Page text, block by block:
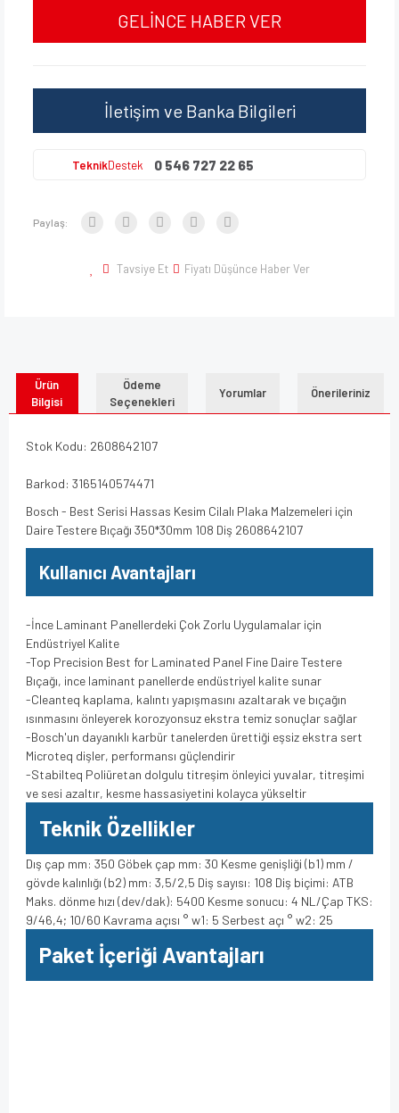
GELİNCE HABER VER
İletişim ve Banka Bilgileri
TeknikDestek 0 546 727 22 65
Paylaş:
Tavsiye Et Fiyatı Düşünce Haber Ver
Ürün
Bilgisi
Ödeme
Seçenekleri
Yorumlar Önerileriniz
Stok Kodu: 2608642107
Barkod: 3165140574471
Bosch - Best Serisi Hassas Kesim Cilalı Plaka Malzemeleri için
Daire Testere Bıçağı 350*30mm 108 Diş 2608642107
Kullanıcı Avantajları
-İnce Laminant Panellerdeki Çok Zorlu Uygulamalar için
Endüstriyel Kalite
-Top Precision Best for Laminated Panel Fine Daire Testere
Bıçağı, ince laminant panellerde endüstriyel kalite sunar
-Cleanteq kaplama, kalıntı yapışmasını azaltarak ve bıçağın
ısınmasını önleyerek korozyonsuz ekstra temiz sonuçlar sağlar
-Bosch'un dayanıklı karbür tanelerden ürettiği eşsiz ekstra sert
Microteq dişler, performansı güçlendirir
-Stabilteq Poliüretan dolgulu titreşim önleyici yuvalar, titreşimi
ve sesi azaltır, kesme hassasiyetini kolayca yükseltir
Teknik Özellikler
Dış çap mm: 350 Göbek çap mm: 30 Kesme genişliği (b1) mm /
gövde kalınlığı (b2) mm: 3,5/2,5 Diş sayısı: 108 Diş biçimi: ATB
Maks. dönme hızı (dev/dak): 5400 Kesme sonucu: 4 NL/Çap TKS:
9/46,4; 10/60 Kavrama açısı ° w1: 5 Serbest açı ° w2: 25
Paket İçeriği Avantajları